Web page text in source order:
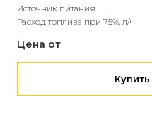
Источник питания
Расход топлива при 75%, л/ч
Цена от
Купить